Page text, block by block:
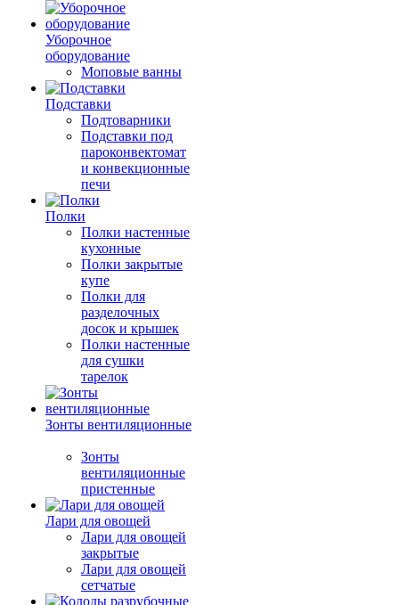
Уборочное
оборудование
Моповые ванны
Подставки
Подтоварники
Подставки под
пароконвектомат
и конвекционные
печи
Полки
Полки настенные
кухонные
Полки закрытые
купе
Полки для
разделочных
досок и крышек
Полки настенные
для сушки
тарелок
Зонты вентиляционные
Зонты
вентиляционные
пристенные
Лари для овощей
Лари для овощей
закрытые
Лари для овощей
сетчатые